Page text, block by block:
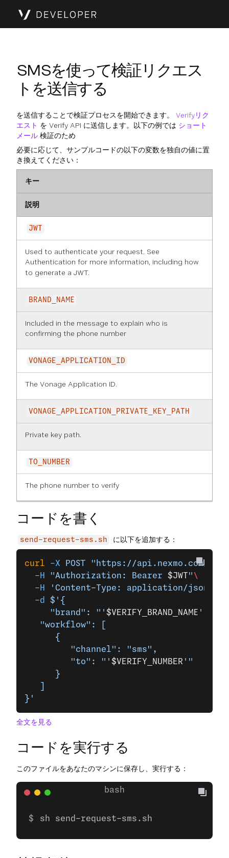
SMSを使って検証リクエス
トを送信する
を送信することで検証プロセスを開始できます。 Verifyリク
エスト を Verify API に送信します。以下の例では ショート
メール 検証のため
必要に応じて、サンプルコードの以下の変数を独自の値に置
き換えてください：
キー
説明
JWT
Used to authenticate your request. See
Authentication for more information, including how
to generate a JWT.
BRAND_NAME
Included in the message to explain who is
confirming the phone number
VONAGE_APPLICATION_ID
The Vonage Application ID.
VONAGE_APPLICATION_PRIVATE_KEY_PATH
Private key path.
TO_NUMBER
The phone number to verify
コードを書く
send-request-sms.sh に以下を追加する：
curl -X POST "https://api.nexmo.com/
  -H
"Authorization: Bearer $JWT" \
  -H
'Content-Type: application/json'
  -d
$'{
	 "brand": "'
$VERIFY_BRAND_NAME '",
   "workflow": [
      {
         "channel": "sms",
         "to": "'
$VERIFY_NUMBER '"
      }
}'
全文を見る
コードを実行する
このファイルをあなたのマシンに保存し、実行する：
sh send-request-sms.sh